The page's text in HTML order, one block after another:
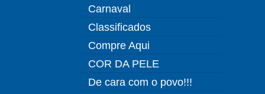
Carnaval
Classificados
Compre Aqui
COR DA PELE
De cara com o povo!!!